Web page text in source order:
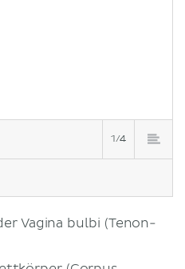
1/4
Vagina bulbi (Tenon-